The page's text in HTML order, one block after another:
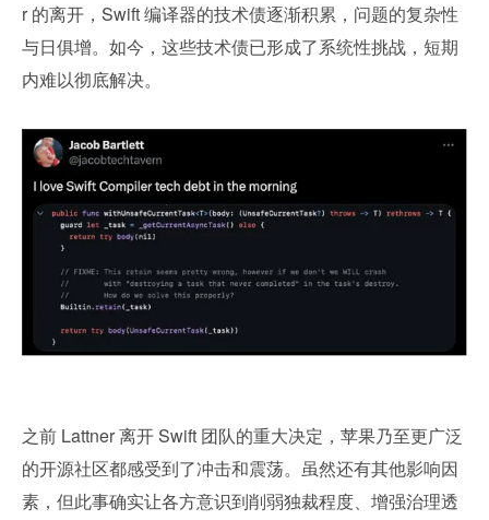
r 的离开，Swift 编译器的技术债逐渐积累，问题的复杂性
与日俱增。如今，这些技术债已形成了系统性挑战，短期
内难以彻底解决。
之前 Lattner 离开 Swift 团队的重大决定，苹果乃至更广泛
的开源社区都感受到了冲击和震荡。虽然还有其他影响因
素，但此事确实让各方意识到削弱独裁程度、增强治理透